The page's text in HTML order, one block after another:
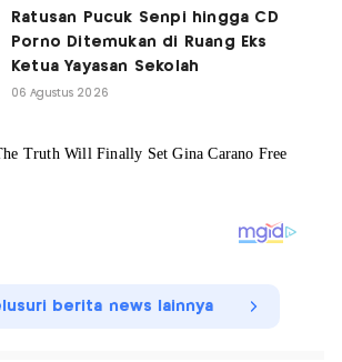
Ratusan Pucuk Senpi hingga CD
Porno Ditemukan di Ruang Eks
Ketua Yayasan Sekolah
06 Agustus 2026
berita news lainnya